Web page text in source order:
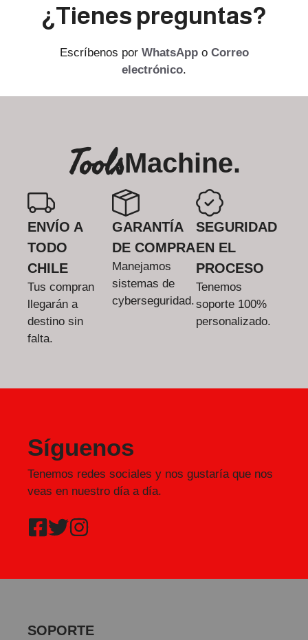
¿Tienes preguntas?
Escríbenos por WhatsAppo Correo
electrónico.
ToolsMachine.
ENVÍO A
TODO
CHILE
Tus compran
llegarán a
destino sin
falta.
GARANTÍA
DE COMPRA
Manejamos
sistemas de
cyberseguridad.
SEGURIDAD
EN EL
PROCESO
Tenemos
soporte 100%
personalizado.
Síguenos
Tenemos redes sociales y nos gustaría que nos
veas en nuestro día a día.
SOPORTE